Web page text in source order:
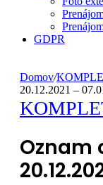
GDPR
Domov/
20.12.2021 –
Oznam